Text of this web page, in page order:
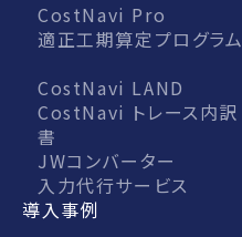
CostNavi Pro
適正工期算定プログラム
CostNavi LAND
CostNavi トレース内訳
書
JWコンバーター
入力代行サービス
導入事例